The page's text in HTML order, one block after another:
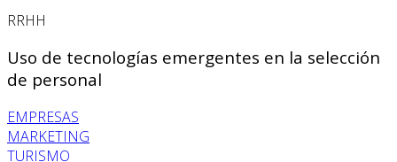
RRHH
Uso de tecnologías emergentes en la selección
de personal
EMPRESAS
MARKETING
TURISMO